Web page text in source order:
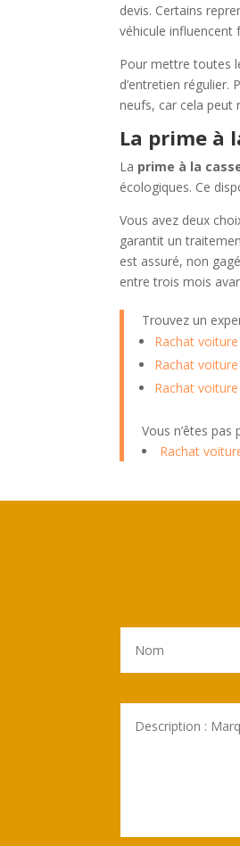
devis. Certains
véhicule influencent
Pour mettre toutes
d’entretien régulier.
neufs, car cela
La prime à
La prime à la
écologiques. Ce
Vous avez deux
garantit un
est assuré, non
entre trois mois
Trouvez un
Rachat
Rachat
Rachat
Vous n’êtes
Rachat